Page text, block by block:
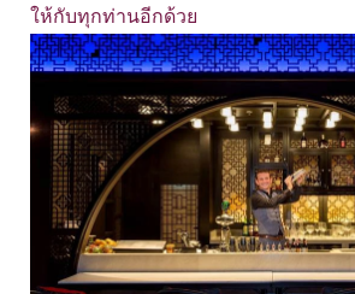
ให้กับทุกท่านอีกด้วย